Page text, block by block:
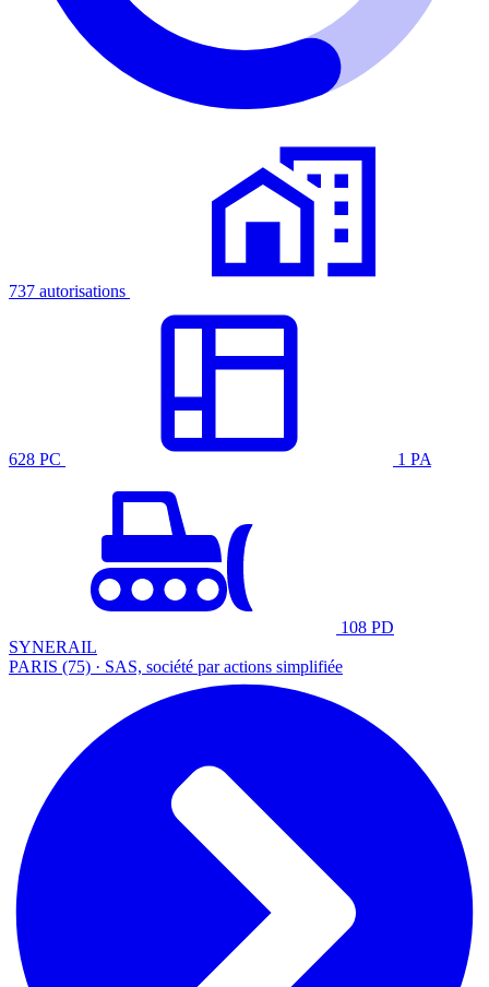
737 autorisations
628 PC 1 PA
108 PD
SYNERAIL
PARIS (75) · SAS, société par actions simplifiée